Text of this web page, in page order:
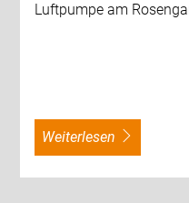
Luftpumpe am
weiterlesen